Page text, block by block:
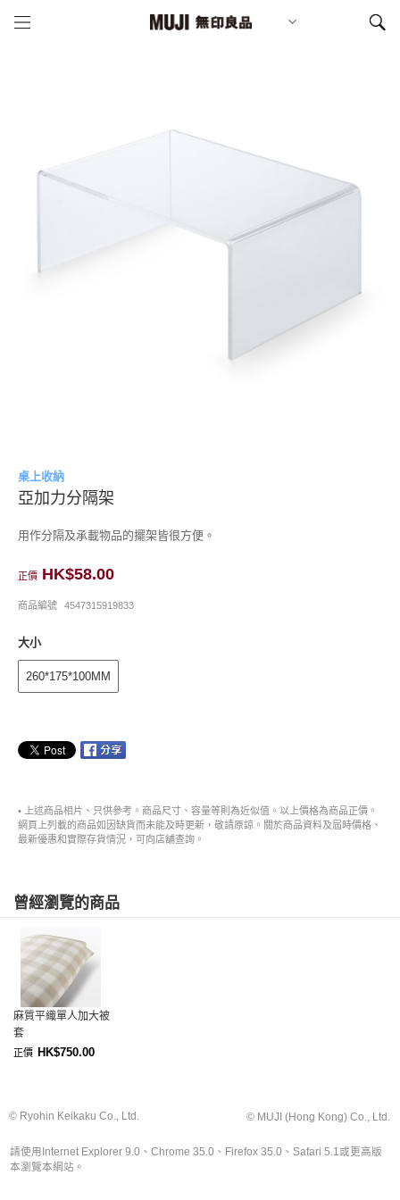
桌上收納
亞加力分隔架
用作分隔及承載物品的擺架皆很方便。
正價 HK$58.00
商品編號 4547315919833
大小
260*175*100MM
• 上述商品相片、只供參考。商品尺寸、容量等則為近似值。以上價格為商品正價。
網頁上列載的商品如因缺貨而未能及時更新，敬請原諒。關於商品資料及屆時價格、
最新優惠和實際存貨情況，可向店舖查詢。
曾經瀏覽的商品
麻質平織單人加大被
套
正價 HK$750.00
© Ryohin Keikaku Co., Ltd. © MUJI (Hong Kong) Co., Ltd.
請使用Internet Explorer 9.0、Chrome 35.0、Firefox 35.0、Safari 5.1或更高版
本瀏覽本網站。